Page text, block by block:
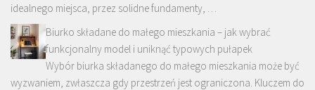
idealnego miejsca, przez solidne fundamenty, …
Biurko składane do małego mieszkania – jak wybrać
funkcjonalny model i uniknąć typowych pułapek
Wybór biurka składanego do małego mieszkania może być
wyzwaniem, zwłaszcza gdy przestrzeń jest ograniczona. Kluczem do